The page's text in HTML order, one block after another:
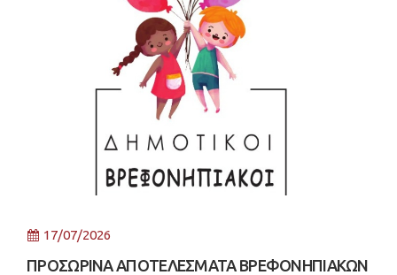
17/07/2026
ΠΡΟΣΩΡΙΝΑ ΑΠΟΤΕΛΕΣΜΑΤΑ ΒΡΕΦΟΝΗΠΙΑΚΩΝ